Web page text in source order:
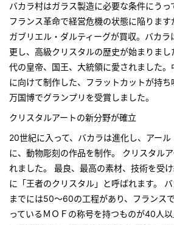
バカラ村はガラス製造に必要な条件にうっ
フランス革命で経営危機の状態に陥ります
ガブリエル・ダルティーグが買収。バカ
更し、高級クリスタルの歴史が始まりま
代の皇帝、国王、大統領に愛されました
に向けて制作した、フラットカットが持ち
万国博でグランプリを受賞しました。
クリスタルアートの新分野が確立
20世紀に入って、バカラは進化し、アー
に、動物彫刻の作品を制作。 クリスタル
れました。 最良、最高の素材、技術を受
に「王者のクリスタル」と呼ばれます。
までには50～60の工程があり、フランス
っているＭＯＦの称号を持つものが40人以